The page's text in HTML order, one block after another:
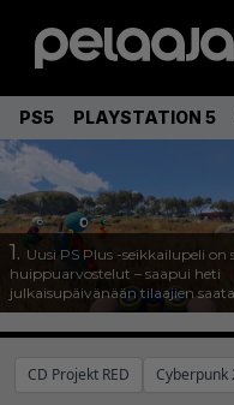
PS5 PLAYSTATION 5
1. Uusi PS Plus -seikkailupeli on
huippuarvostelut – saapui heti
julkaisupäivänään tilaajien
CD Projekt RED Cyberpunk